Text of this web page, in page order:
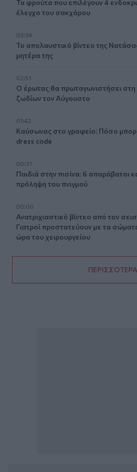
Τα φρούτα που επιλέγουν 4
έλεγχο του σακχάρου
03:34
Το απολαυστικό βίντεο της
μητέρα της
02:51
Ο έρωτας θα πρωταγωνιστήσει
ζωδίων τον Αύγουστο
01:42
Καύσωνας στο γραφείο: Πόσο
dress code
00:31
Παιδιά στην πισίνα: 6 απαράβατοι
πρόληψη του πνιγμού
00:00
Ανατριχιαστικό βίντεο από τον
Γιατροί προστατεύουν με τα
ώρα του χειρουργείου
ΠΕΡΙΣΣΟΤΕΡΑ